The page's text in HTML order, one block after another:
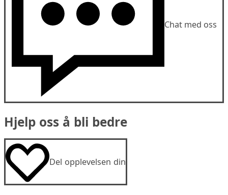
Chat med oss
Hjelp oss å bli bedre
Del opplevelsen din